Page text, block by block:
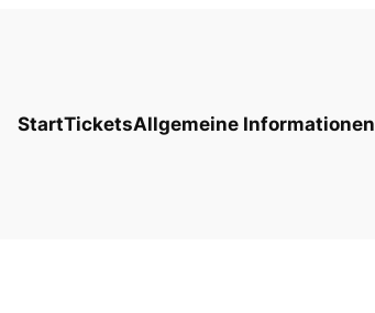
StartTicketsAllgemeine Informationen